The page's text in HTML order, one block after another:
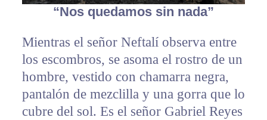
“Nos quedamos sin nada”
Mientras el señor Neftalí observa entre
los escombros, se asoma el rostro de un
hombre, vestido con chamarra negra,
pantalón de mezclilla y una gorra que lo
cubre del sol. Es el señor Gabriel Reyes